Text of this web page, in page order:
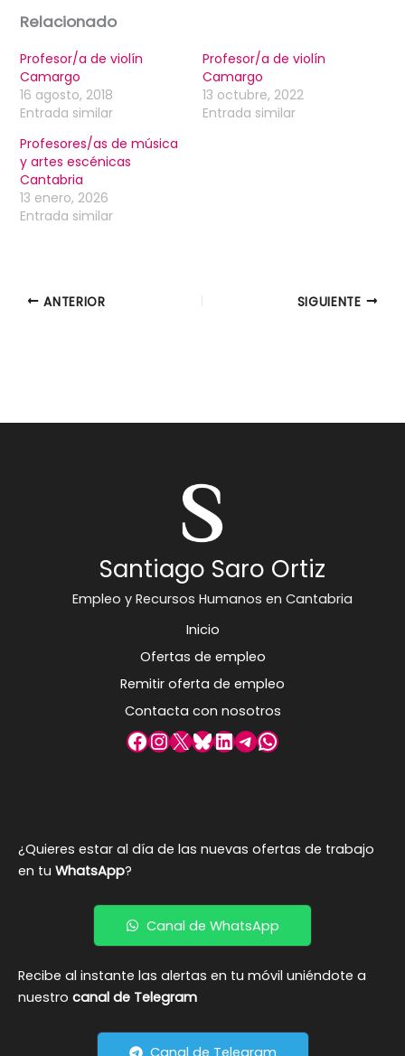
Relacionado
Profesor/a de violín
Camargo
16 agosto, 2018
Entrada similar
Profesor/a de violín
Camargo
13 octubre, 2022
Entrada similar
Profesores/as de música
y artes escénicas
Cantabria
13 enero, 2026
Entrada similar
ANTERIOR SIGUIENTE
Santiago Saro Ortiz
Empleo y Recursos Humanos en Cantabria
Inicio
Ofertas de empleo
Remitir oferta de empleo
Contacta con nosotros
Facebook
Instagram
X Bluesky
LinkedIn
Telegram
WhatsApp
¿Quieres estar al día de las nuevas ofertas de trabajo
en tu WhatsApp?
Canal de WhatsApp
Recibe al instante las alertas en tu móvil uniéndote a
nuestro canal de Telegram